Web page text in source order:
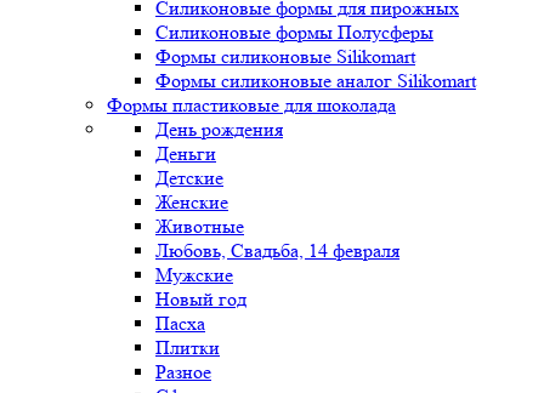
Силиконовые формы для пирожных
Силиконовые формы Полусферы
Формы силиконовые Silikomart
Формы силиконовые аналог Silikomart
Формы пластиковые для шоколада
День рождения
Деньги
Детские
Женские
Животные
Любовь, Свадьба, 14 февраля
Мужские
Новый год
Пасха
Плитки
Разное